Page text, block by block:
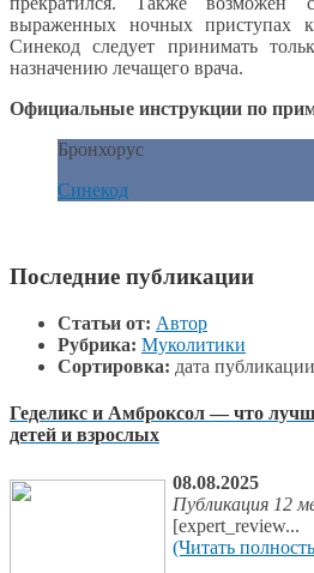
выраженных ночных приступах
Синекод следует принимать
назначению лечащего врача.
Официальные инструкции по
Бронхорус
Синекод
Последние публикации
Статьи от: Автор
Рубрика: Муколитики
Сортировка: дата
Геделикс и Амброксол — что
детей и взрослых
08.08.2025
Публикация 12
[expert_review...
(Читать